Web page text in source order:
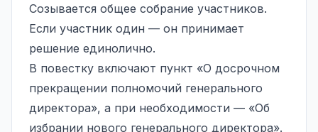
Созывается общее собрание участников.
Если участник один — он принимает
решение единолично.
В повестку включают пункт «О досрочном
прекращении полномочий генерального
директора», а при необходимости — «Об
избрании нового генерального директора».